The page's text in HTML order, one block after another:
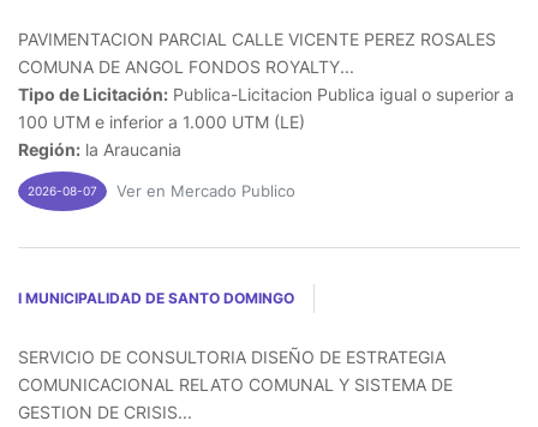
PAVIMENTACION PARCIAL CALLE VICENTE PEREZ ROSALES
COMUNA DE ANGOL FONDOS ROYALTY...
Tipo de Licitación: Publica-Licitacion Publica igual o superior a
100 UTM e inferior a 1.000 UTM (LE)
Región: la Araucania
2026-08-07 Ver en Mercado Publico
I MUNICIPALIDAD DE SANTO DOMINGO
SERVICIO DE CONSULTORIA DISEÑO DE ESTRATEGIA
COMUNICACIONAL RELATO COMUNAL Y SISTEMA DE
GESTION DE CRISIS...